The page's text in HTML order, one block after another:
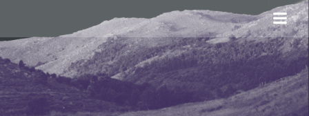
Aller
au
contenu